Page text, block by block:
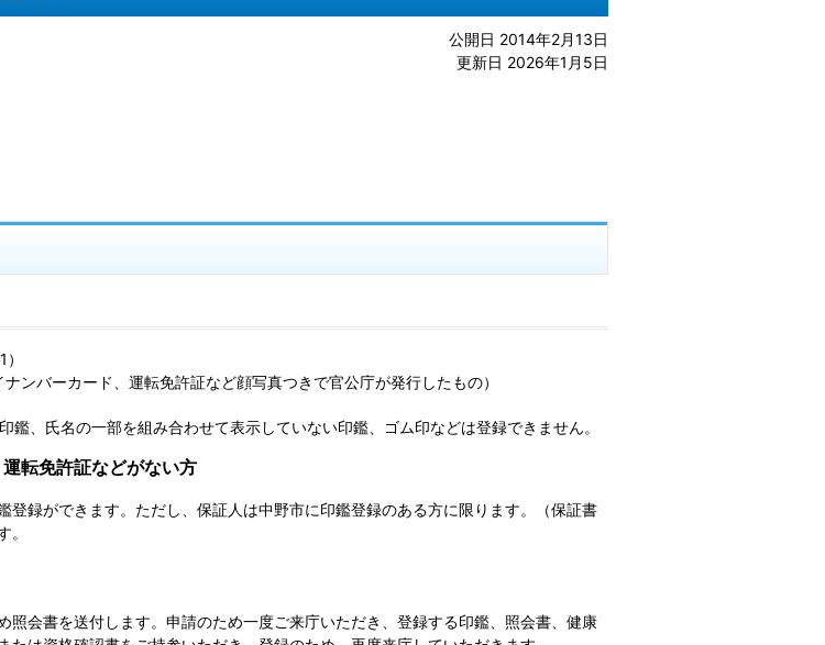
公開日 2014年2月13日
更新日 2026年1月5日
ンバーカード、運転免許証など顔写真つきで官公庁が発行したもの）
、氏名の一部を組み合わせて表示していない印鑑、ゴム印などは登録できません。
転免許証などがない方
登録ができます。ただし、保証人は中野市に印鑑登録のある方に限ります。（保証書
。
照会書を送付します。申請のため一度ご来庁いただき、登録する印鑑、照会書、健康